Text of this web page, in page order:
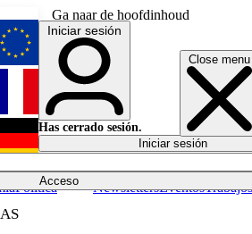
Ga naar de hoofdinhoud
Close menu
Acceso
Política NewslettersEventosTrabajos
English
Français
Iniciar sesión
Has cerrado sesión.
Iniciar sesión